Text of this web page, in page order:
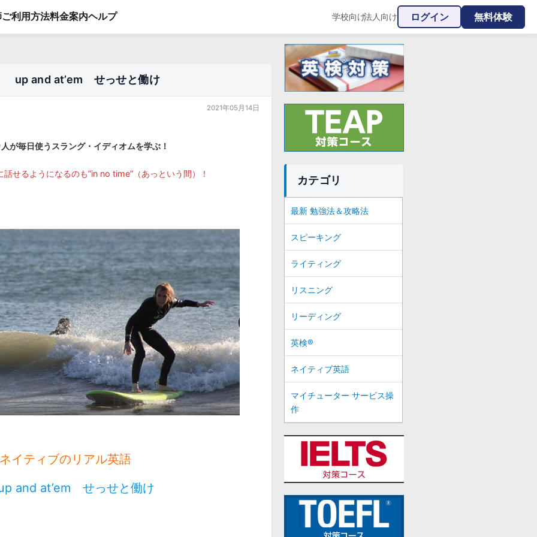
ご利用方法料金案内ヘルプ 学校向け|法人向け ログイン 無料体験
up and at’em せっせと働け
2021年05月14日
が毎日使うスラング・イディオムを学ぶ！
せるようになるのも”in no time”（あっという間）！
イティブのリアル英語
at’em せっせと働け
カテゴリ
最新 勉強法＆攻略法
スピーキング
ライティング
リスニング
リーディング
英検®
ネイティブ英語
マイチューター サービス操
作